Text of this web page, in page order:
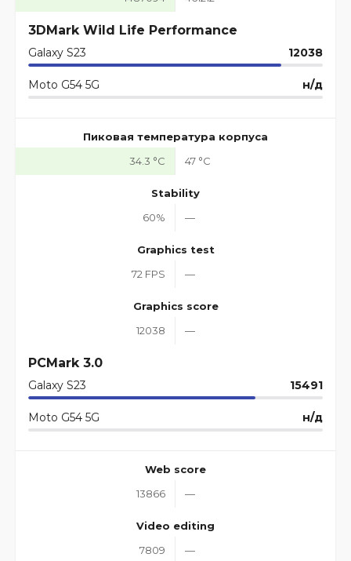
3DMark Wild Life Performance
Galaxy S23 12038
Moto G54 5G н/д
Пиковая температура корпуса
34.3 °C
47 °C
Stability
60%
—
Graphics test
72 FPS
—
Graphics score
12038
—
PCMark 3.0
Galaxy S23 15491
Moto G54 5G н/д
Web score
13866
—
Video editing
7809
—